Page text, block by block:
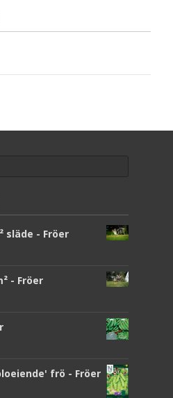
släde - Fröer
- Fröer
frö - Fröer